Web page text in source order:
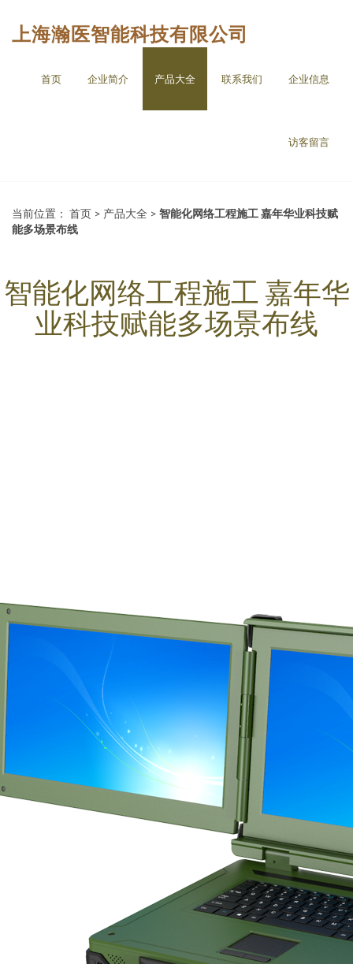
上海瀚医智能科技有限公司
首页 企业简介 产品大全 联系我们 企业信息
访客留言
当前位置： 首页 > 产品大全 > 智能化网络工程施工 嘉年华业科技赋
能多场景布线
智能化网络工程施工 嘉年华
业科技赋能多场景布线